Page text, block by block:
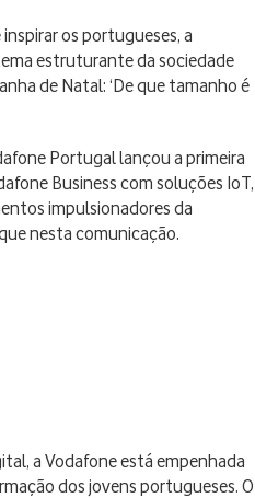
os portugueses, a
estruturante da sociedade
de Natal: ‘De que tamanho é
Portugal lançou a primeira
Business com soluções IoT,
impulsionadores da
nesta comunicação.
a Vodafone está empenhada
dos jovens portugueses. O